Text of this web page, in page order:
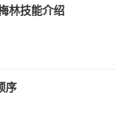
林技能介绍
序